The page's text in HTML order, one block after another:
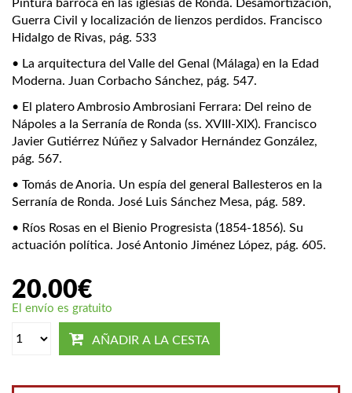
Pintura barroca en las iglesias de Ronda. Desamortización,
Guerra Civil y localización de lienzos perdidos. Francisco
Hidalgo de Rivas, pág. 533
• La arquitectura del Valle del Genal (Málaga) en la Edad
Moderna. Juan Corbacho Sánchez, pág. 547.
• El platero Ambrosio Ambrosiani Ferrara: Del reino de
Nápoles a la Serranía de Ronda (ss. XVIII-XIX). Francisco
Javier Gutiérrez Núñez y Salvador Hernández González,
pág. 567.
• Tomás de Anoria. Un espía del general Ballesteros en la
Serranía de Ronda. José Luis Sánchez Mesa, pág. 589.
• Ríos Rosas en el Bienio Progresista (1854-1856). Su
actuación política. José Antonio Jiménez López, pág. 605.
20.00€
El envío es gratuito
AÑADIR A LA CESTA